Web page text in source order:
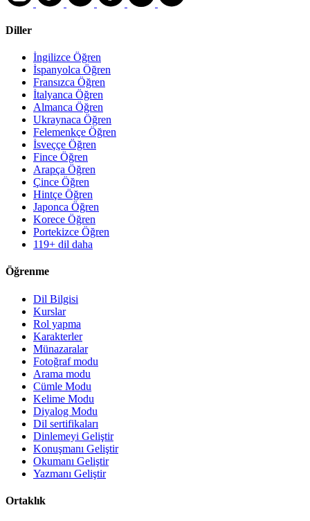
Diller
İngilizce Öğren
İspanyolca Öğren
Fransızca Öğren
İtalyanca Öğren
Almanca Öğren
Ukraynaca Öğren
Felemenkçe Öğren
İsveççe Öğren
Fince Öğren
Arapça Öğren
Çince Öğren
Hintçe Öğren
Japonca Öğren
Korece Öğren
Portekizce Öğren
119+ dil daha
Öğrenme
Dil Bilgisi
Kurslar
Rol yapma
Karakterler
Münazaralar
Fotoğraf modu
Arama modu
Cümle Modu
Kelime Modu
Diyalog Modu
Dil sertifikaları
Dinlemeyi Geliştir
Konuşmanı Geliştir
Okumanı Geliştir
Yazmanı Geliştir
Ortaklık